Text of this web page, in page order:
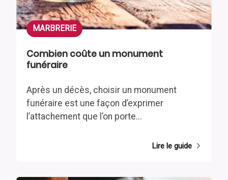
MARBRERIE
Combien coûte un monument
funéraire
Après un décès, choisir un monument
funéraire est une façon d’exprimer
l’attachement que l’on porte...
Lire le guide